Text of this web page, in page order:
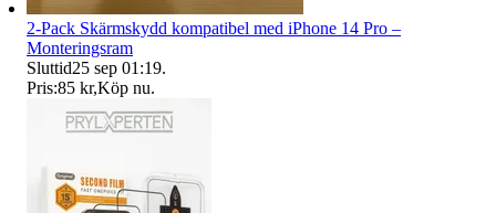
2-Pack Skärmskydd kompatibel med iPhone 14 Pro –
Monteringsram
Sluttid25 sep 01:19.
Pris:85 kr,Köp nu.